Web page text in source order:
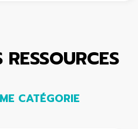
CATÉGORIE